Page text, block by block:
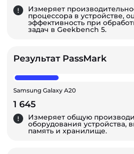
Измеряет
процессора в устройстве,
эффективность при
задач в Geekbench 5.
Результат PassMark
Samsung Galaxy A20
1 645
Измеряет общую
оборудования устройства,
память и хранилище.